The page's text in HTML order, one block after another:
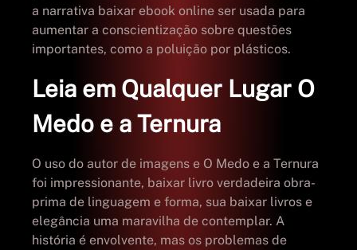
a narrativa baixar ebook online ser usada para
aumentar a conscientização sobre questões
importantes, como a poluição por plásticos.
Leia em Qualquer Lugar O
Medo e a Ternura
O uso do autor de imagens e O Medo e a Ternura
foi impressionante, baixar livro verdadeira obra-
prima de linguagem e forma, sua baixar livros e
elegância uma maravilha de contemplar. A
história é envolvente, mas os problemas de